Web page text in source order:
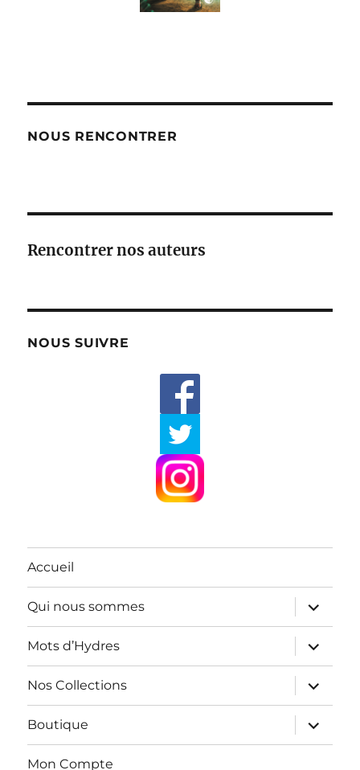
NOUS RENCONTRER
Rencontrer nos auteurs
NOUS SUIVRE
Accueil
Qui nous sommes
ouvrir
le
sous-
menu
Mots d’Hydres
ouvrir
le
sous-
menu
Nos Collections
ouvrir
le
sous-
menu
Boutique
ouvrir
le
sous-
Mon Compte